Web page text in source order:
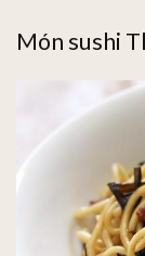
Món sushi